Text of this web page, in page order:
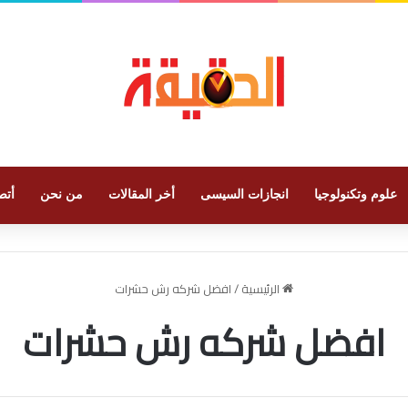
علوم وتكنولوجيا انجازات السيسى أخر المقالات من نحن
الرئيسية/افضل شركه رش حشرات
افضل شركه رش حشرات